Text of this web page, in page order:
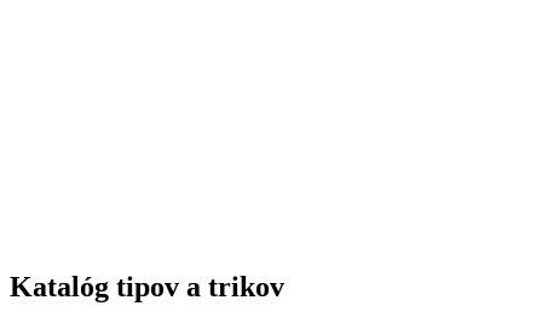
Katalóg tipov a trikov